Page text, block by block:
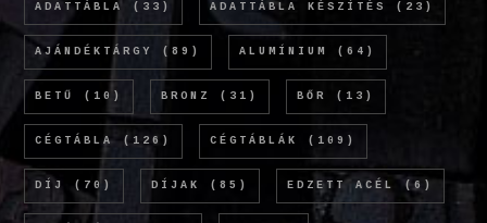
ADATTÁBLA (33) ADATTÁBLA KÉSZÍTÉS (23)
AJÁNDÉKTÁRGY (89) ALUMÍNIUM (64)
BETŰ (10) BRONZ (31) BŐR (13)
CÉGTÁBLA (126) CÉGTÁBLÁK (109)
DÍJ (70) DÍJAK (85) EDZETT ACÉL (6)